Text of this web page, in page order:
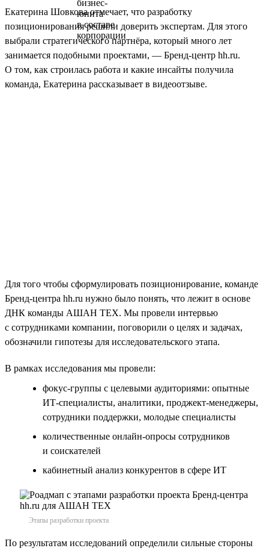
Екатерина Шовкова отмечает, что разработку
позиционирования решили доверить экспертам. Для этого
выбрали стратегического партнёра, который много лет
занимается подобными проектами, — Бренд-центр hh.ru.
О том, как строилась работа и какие инсайты получила
команда, Екатерина рассказывает в видеоотзыве.
Для того чтобы сформулировать позиционирование, команде
Бренд-центра hh.ru нужно было понять, что лежит в основе
ДНК команды АШАН ТЕХ. Мы провели интервью
с сотрудниками компании, поговорили о целях и задачах,
обозначили гипотезы для исследовательского этапа.
В рамках исследования мы провели:
фокус-группы с целевыми аудиториями: опытные
ИТ-специалисты, аналитики, проджект-менеджеры,
сотрудники поддержки, молодые специалисты
количественные онлайн-опросы сотрудников
и соискателей
кабинетный анализ конкурентов в сфере ИТ
Этапы разработки проекта
По результатам исследований определили сильные стороны